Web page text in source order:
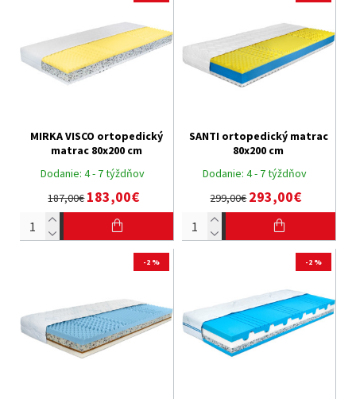
Dodanie: 4 - 7 týždňov
MIRKA VISCO ortopedický
matrac 80x200 cm
187,00€183,00€
Dodanie: 4 - 7 týždňov
SANTI ortopedický matrac
80x200 cm
299,00€293,00€
-2 % -2 %